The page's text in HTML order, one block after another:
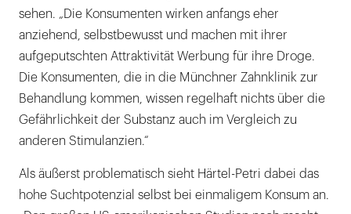
sehen. „Die Konsumenten wirken anfangs eher
anziehend, selbstbewusst und machen mit ihrer
aufgeputschten Attraktivität Werbung für ihre Droge.
Die Konsumenten, die in die Münchner Zahnklinik zur
Behandlung kommen, wissen regelhaft nichts über die
Gefährlichkeit der Substanz auch im Vergleich zu
anderen Stimulanzien.“
Als äußerst problematisch sieht Härtel-Petri dabei das
hohe Suchtpotenzial selbst bei einmaligem Konsum an.